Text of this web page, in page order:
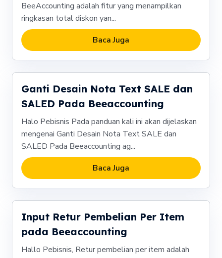
BeeAccounting adalah fitur yang menampilkan
ringkasan total diskon yan...
Baca Juga
Ganti Desain Nota Text SALE dan
SALED Pada Beeaccounting
Halo Pebisnis Pada panduan kali ini akan dijelaskan
mengenai Ganti Desain Nota Text SALE dan
SALED Pada Beeaccounting ag...
Baca Juga
Input Retur Pembelian Per Item
pada Beeaccounting
Hallo Pebisnis, Retur pembelian per item adalah